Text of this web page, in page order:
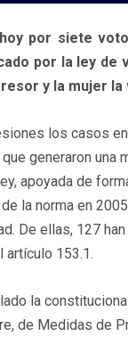
por siete
por la ley
y la mujer la
los casos
generaron una
apoyada de
la norma en
De ellas, 127
artículo 153.1.
la
de Medidas de